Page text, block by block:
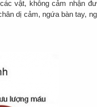
vật, không cảm nhận
dị cảm, ngứa bàn tay,